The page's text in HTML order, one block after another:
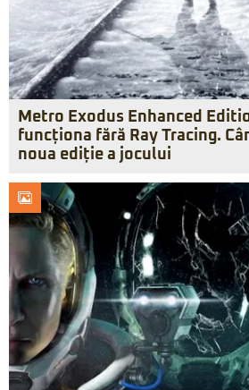
Metro Exodus Enhanced
funcționa fără Ray Tracing.
noua ediție a jocului